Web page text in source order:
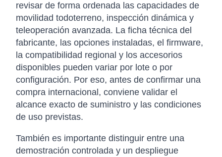
revisar de forma ordenada las capacidades de
movilidad todoterreno, inspección dinámica y
teleoperación avanzada. La ficha técnica del
fabricante, las opciones instaladas, el firmware,
la compatibilidad regional y los accesorios
disponibles pueden variar por lote o por
configuración. Por eso, antes de confirmar una
compra internacional, conviene validar el
alcance exacto de suministro y las condiciones
de uso previstas.
También es importante distinguir entre una
demostración controlada y un despliegue